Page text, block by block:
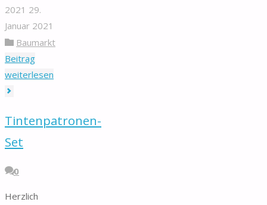
2021 29.
Januar 2021
Baumarkt
Beitrag
weiterlesen
Tintenpatronen-
Set
0
Herzlich